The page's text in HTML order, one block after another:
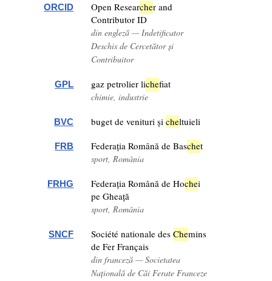
ORCID Open Researcher and
Contributor ID
din engleză — Indetificator
Deschis de Cercetător și
Contribuitor
GPL gaz petrolier lichefiat
chimie, industrie
BVC buget de venituri șicheltuieli
FRB Federația Română de Baschet
sport, România
FRHG Federația Română de Hochei
pe Gheață
sport, România
SNCF Société nationale desChemins
de Fer Français
din franceză — Societatea
Națională de Căi Ferate Franceze